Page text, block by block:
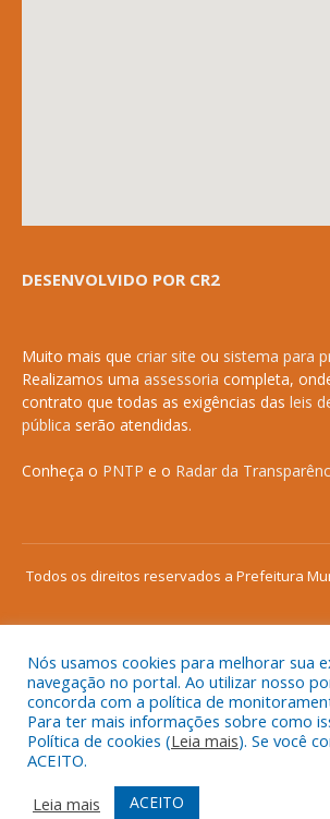
DESENVOLVIDO POR CR2
Muito mais que criar site ou sistema para
Realizamos uma assessoria completa,
contrato que todas as exigências das leis
pública serão atendidas.
Conheça o PNTP e o Radar da
Todos os direitos reservados a Prefeitura
Mapa do Site
Acessar Área
Acessar o Webmail
Nós usamos cookies para melhorar sua
navegação no portal. Ao utilizar nosso
concorda com a política de
Para ter mais informações sobre como
Política de cookies (Leia mais). Se você
ACEITO.
Leia mais
ACEITO